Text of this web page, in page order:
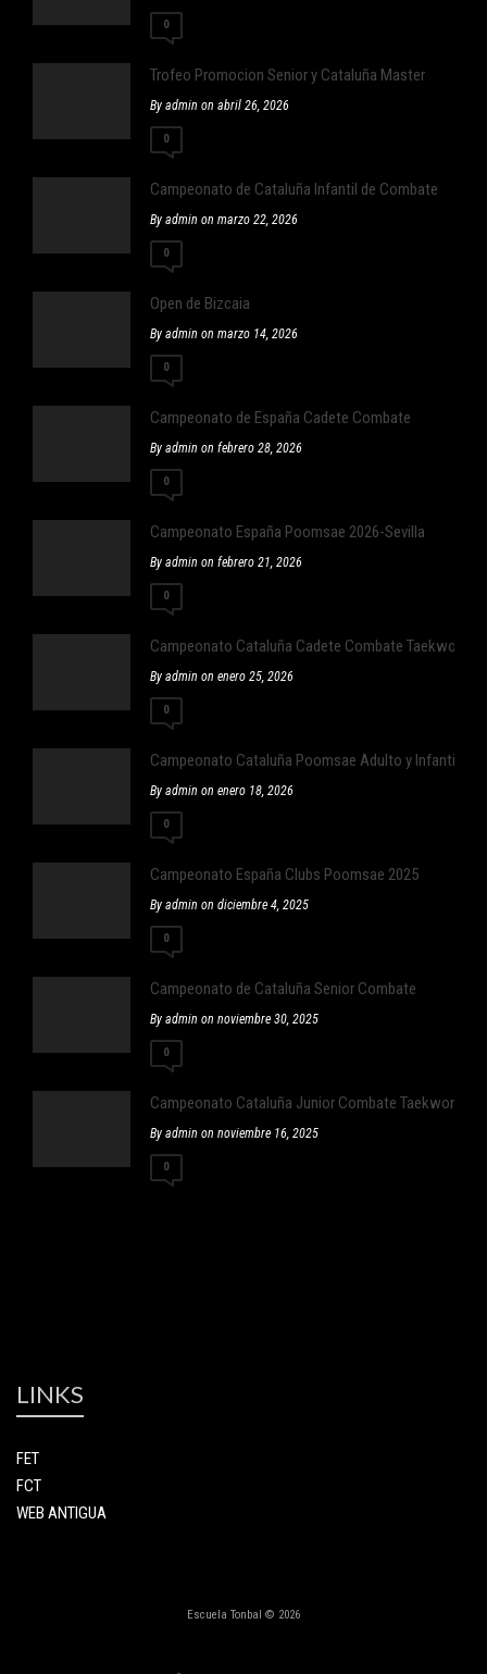
0
Trofeo Promocion Senior y Cataluña Master
By admin on abril 26, 2026
0
Campeonato de Cataluña Infantil de Combate
By admin on marzo 22, 2026
0
Open de Bizcaia
By admin on marzo 14, 2026
0
Campeonato de España Cadete Combate
By admin on febrero 28, 2026
0
Campeonato España Poomsae 2026-Sevilla
By admin on febrero 21, 2026
0
Campeonato Cataluña Cadete Combate Taekwondo
By admin on enero 25, 2026
0
Campeonato Cataluña Poomsae Adulto y Infantil
By admin on enero 18, 2026
0
Campeonato España Clubs Poomsae 2025
By admin on diciembre 4, 2025
0
Campeonato de Cataluña Senior Combate
By admin on noviembre 30, 2025
0
Campeonato Cataluña Junior Combate Taekwondo
By admin on noviembre 16, 2025
0
LINKS
FET
FCT
WEB ANTIGUA
Escuela Tonbal © 2026